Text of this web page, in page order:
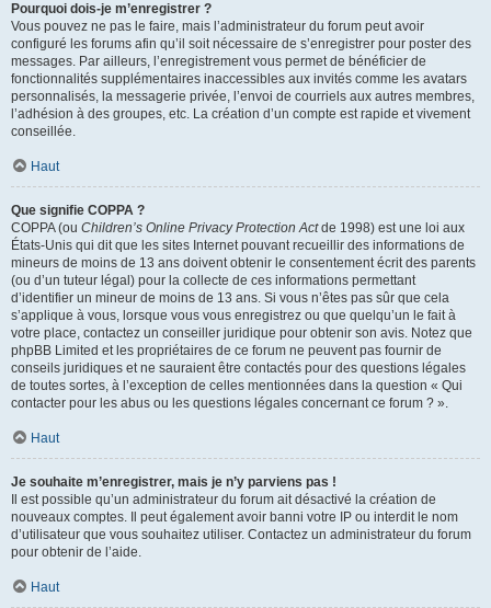
Pourquoi dois-je m’enregistrer ?
Vous pouvez ne pas le faire, mais l’administrateur du forum peut avoir
configuré les forums afin qu’il soit nécessaire de s’enregistrer pour poster des
messages. Par ailleurs, l’enregistrement vous permet de bénéficier de
fonctionnalités supplémentaires inaccessibles aux invités comme les avatars
personnalisés, la messagerie privée, l’envoi de courriels aux autres membres,
l’adhésion à des groupes, etc. La création d’un compte est rapide et vivement
conseillée.
Haut
Que signifie COPPA ?
COPPA (ou Children’s Online Privacy Protection Actde 1998) est une loi aux
États-Unis qui dit que les sites Internet pouvant recueillir des informations de
mineurs de moins de 13 ans doivent obtenir le consentement écrit des parents
(ou d’un tuteur légal) pour la collecte de ces informations permettant
d’identifier un mineur de moins de 13 ans. Si vous n’êtes pas sûr que cela
s’applique à vous, lorsque vous vous enregistrez ou que quelqu’un le fait à
votre place, contactez un conseiller juridique pour obtenir son avis. Notez que
phpBB Limited et les propriétaires de ce forum ne peuvent pas fournir de
conseils juridiques et ne sauraient être contactés pour des questions légales
de toutes sortes, à l’exception de celles mentionnées dans la question « Qui
contacter pour les abus ou les questions légales concernant ce forum ? ».
Haut
Je souhaite m’enregistrer, mais je n’y parviens pas !
Il est possible qu’un administrateur du forum ait désactivé la création de
nouveaux comptes. Il peut également avoir banni votre IP ou interdit le nom
d’utilisateur que vous souhaitez utiliser. Contactez un administrateur du forum
pour obtenir de l’aide.
Haut